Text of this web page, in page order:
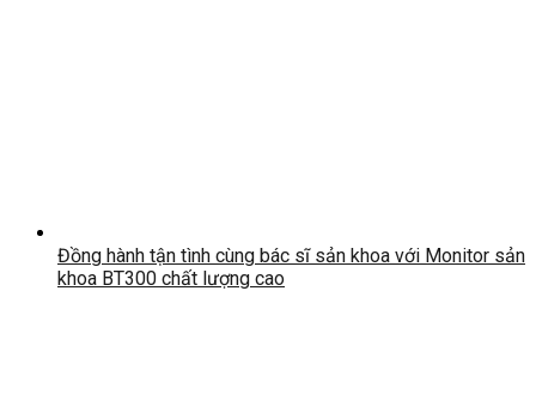
Đồng hành tận tình cùng bác sĩ sản khoa với Monitor sản
khoa BT300 chất lượng cao